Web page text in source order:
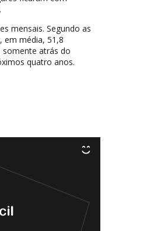
mensais. Segundo as
em média, 51,8
somente atrás do
quatro anos.